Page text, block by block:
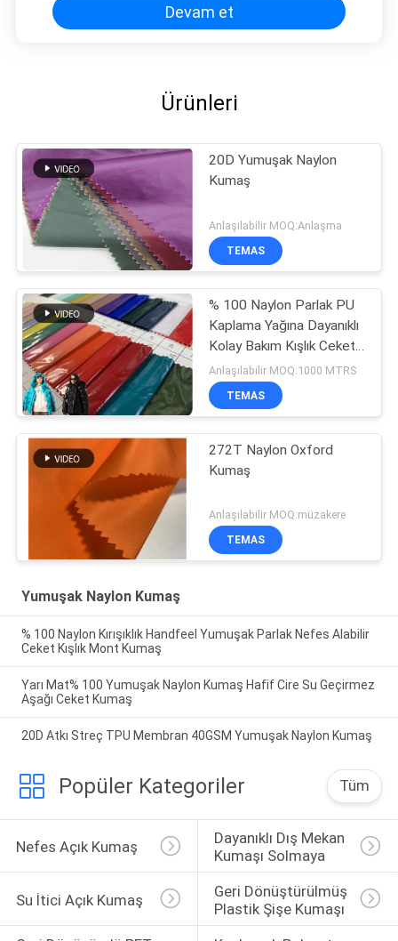
Devam et
Ürünleri
20D Yumuşak Naylon
Kumaş
Anlaşılabilir MOQ:Anlaşma
TEMAS
% 100 Naylon Parlak PU
Kaplama Yağına Dayanıklı
Kolay Bakım Kışlık Ceket
Kumaş
Anlaşılabilir MOQ:1000 MTRS
TEMAS
272T Naylon Oxford
Kumaş
Anlaşılabilir MOQ:müzakere
TEMAS
Yumuşak Naylon Kumaş
% 100 Naylon Kırışıklık Handfeel Yumuşak Parlak Nefes Alabilir
Ceket Kışlık Mont Kumaş
Yarı Mat% 100 Yumuşak Naylon Kumaş Hafif Cire Su Geçirmez
Aşağı Ceket Kumaş
20D Atkı Streç TPU Membran 40GSM Yumuşak Naylon Kumaş
Popüler Kategoriler Tüm
Nefes Açık Kumaş
Dayanıklı Dış Mekan
Kumaşı Solmaya
Su İtici Açık Kumaş
Geri Dönüştürülmüş
Plastik Şişe Kumaşı